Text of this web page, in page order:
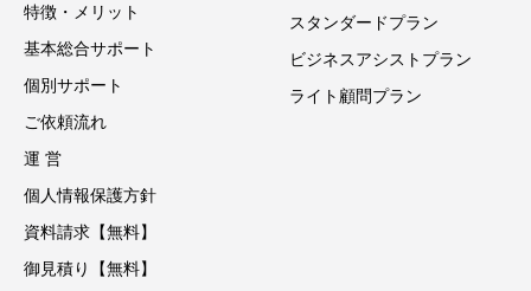
特徴・メリット
基本総合サポート
個別サポート
ご依頼流れ
運 営
個人情報保護方針
資料請求【無料】
御見積り【無料】
スタンダードプラン
ビジネスアシストプラン
ライト顧問プラン